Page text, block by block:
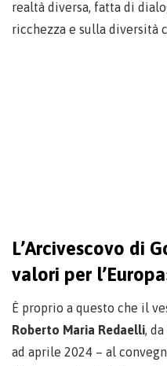
realtà diversa, fatta di
ricchezza e sulla diversità
L’Arcivescovo di
valori per
È proprio a questo che il
Roberto Maria Redaelli,
ad aprile 2024 – al